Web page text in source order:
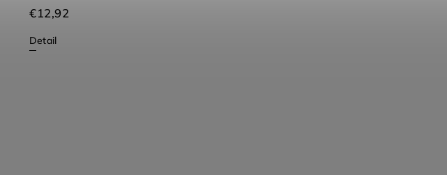
€12,92
Detail